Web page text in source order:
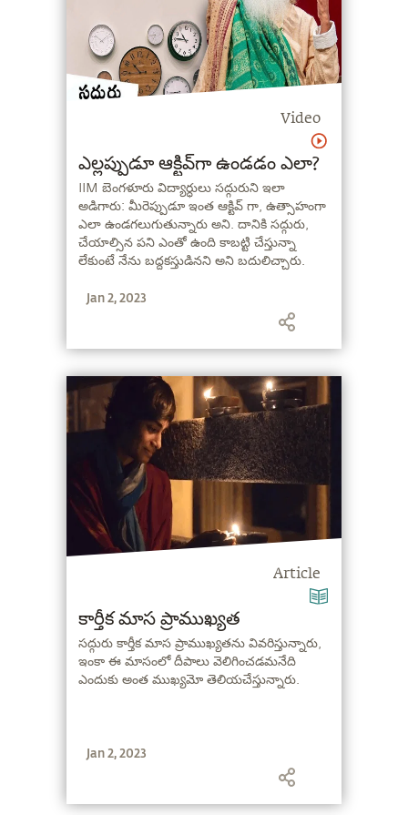
Video
ఎల్లప్పుడూ ఆక్టివ్‌గా ఉండడం ఎలా?
IIM బెంగళూరు విద్యార్ధులు సద్గురుని ఇలా
అడిగారు: మీరెప్పుడూ ఇంత ఆక్టివ్ గా, ఉత్సాహంగా
ఎలా ఉండగలుగుతున్నారు అని. దానికి సద్గురు,
చేయాల్సిన పని ఎంతో ఉంది కాబట్టి చేస్తున్నా
లేకుంటే నేను బద్దకస్తుడినని అని బదులిచ్చారు.
Jan 2, 2023
Article
కార్తీక మాస ప్రాముఖ్యత
సద్గురు కార్తీక మాస ప్రాముఖ్యతను వివరిస్తున్నారు,
ఇంకా ఈ మాసంలో దీపాలు వెలిగించడమనేది
ఎందుకు అంత ముఖ్యమో తెలియచేస్తున్నారు.
Jan 2, 2023